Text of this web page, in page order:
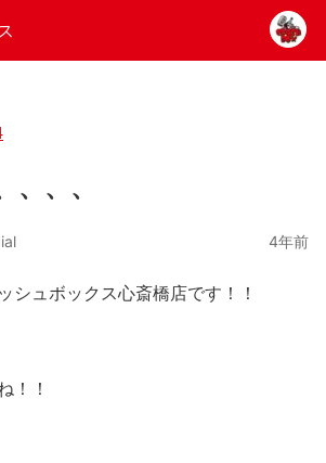
、、
4年前
シュボックス心斎橋店です！！
！！